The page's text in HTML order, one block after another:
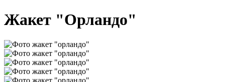
Жакет "Орландо"